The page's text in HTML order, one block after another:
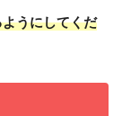
うにしてくだ